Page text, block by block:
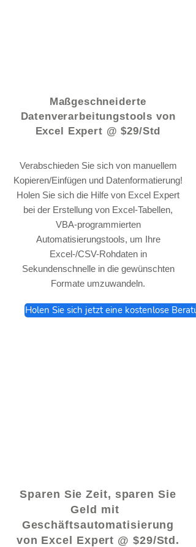
Maßgeschneiderte
Datenverarbeitungstools von
Excel Expert @ $29/Std
Verabschieden Sie sich von manuellem
Kopieren/Einfügen und Datenformatierung!
Holen Sie sich die Hilfe von Excel Expert
bei der Erstellung von Excel-Tabellen,
VBA-programmierten
Automatisierungstools, um Ihre
Excel-/CSV-Rohdaten in
Sekundenschnelle in die gewünschten
Formate umzuwandeln.
Holen Sie sich jetzt eine kostenlose
Sparen Sie Zeit, sparen Sie
Geld mit
Geschäftsautomatisierung
von Excel Expert @ $29/Std.